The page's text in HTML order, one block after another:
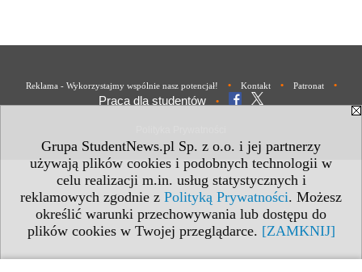
Grupa StudentNews.pl Sp. z o.o. i jej partnerzy
używają plików cookies i podobnych technologii w
celu realizacji m.in. usług statystycznych i
reklamowych zgodnie z Polityką Prywatności. Możesz
określić warunki przechowywania lub dostępu do
plików cookies w Twojej przeglądarce. [ZAMKNIJ]
Reklama - Wykorzystajmy wspólnie nasz potencjał! • Kontakt • Patronat •
Praca dla studentów •